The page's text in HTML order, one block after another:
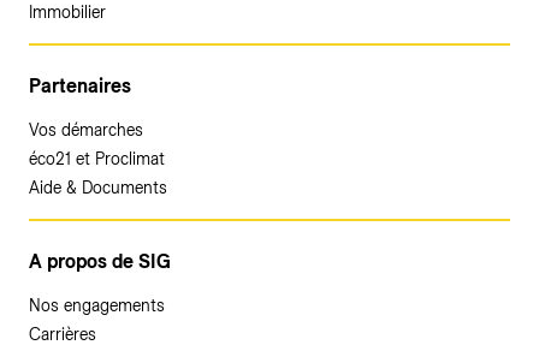
Immobilier
Partenaires
Vos démarches
éco21 et Proclimat
Aide & Documents
A propos de SIG
Nos engagements
Carrières